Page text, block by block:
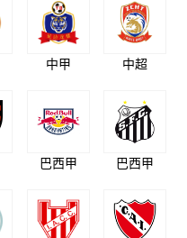
中甲 中超
巴西甲 巴西甲